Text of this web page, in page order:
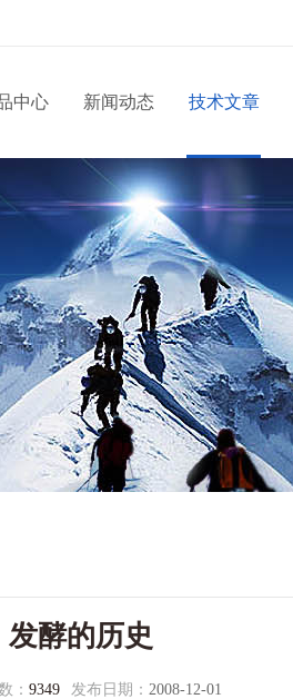
中心 新闻动态 技术文章
发酵的历史
： 9349 发布日期： 2008-12-01